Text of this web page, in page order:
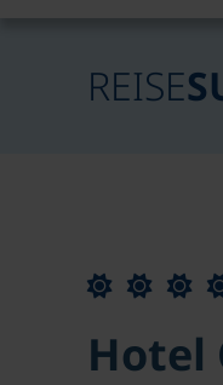
REISE
Hotel